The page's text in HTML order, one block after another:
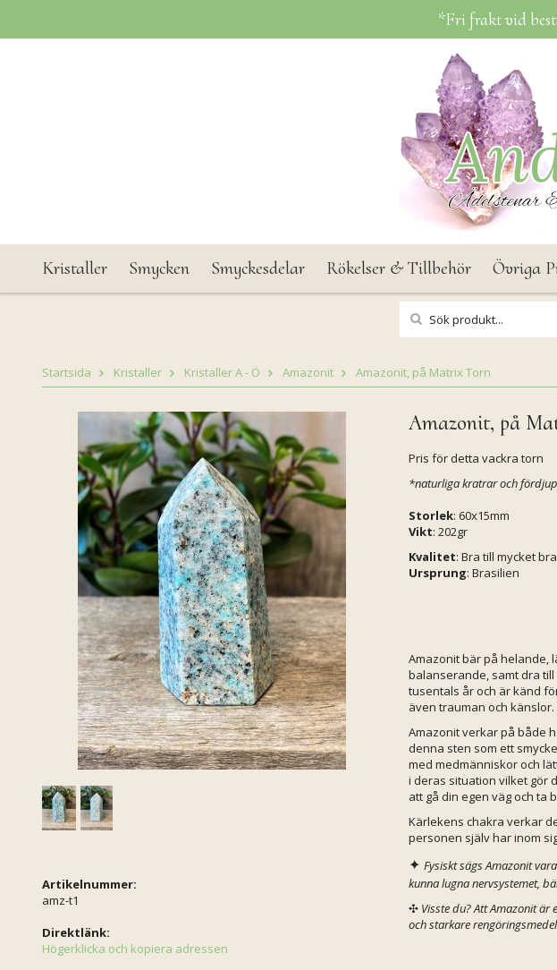
*Fri frakt vid
Kristaller Smycken Smyckesdelar Rökelser & Tillbehör Övriga
Startsida Kristaller Kristaller A - Ö Amazonit Amazonit, på Matrix Torn
Artikelnummer:
amz-t1
Direktlänk:
Högerklicka och kopiera adressen
Amazonit, på
Pris för detta vackra torn
*naturliga kratrar och
Storlek: 60x15mm
Vikt: 202gr
Kvalitet: Bra till mycket
Ursprung: Brasilien
Amazonit bär på helande,
balanserande, samt dra
tusentals år och är känd
även trauman och känslor.
Amazonit verkar på både
denna sten som ett
med medmänniskor och
i deras situation vilket gör
att gå din egen väg och ta
Kärlekens chakra verkar
personen själv har inom
✦ Fysiskt sägs Amazonit
kunna lugna nervsystemet,
✣ Visste du? Att Amazonit
och starkare